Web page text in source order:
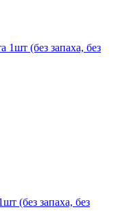
(без запаха, без